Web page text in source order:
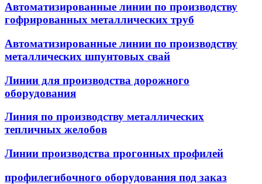
Автоматизированные линии по производству
гофрированных металлических труб
Автоматизированные линии по производству
металлических шпунтовых свай
Линии для производства дорожного
оборудования
Линия по производству металлических
тепличных желобов
Линии производства прогонных профилей
профилегибочного оборудования под заказ